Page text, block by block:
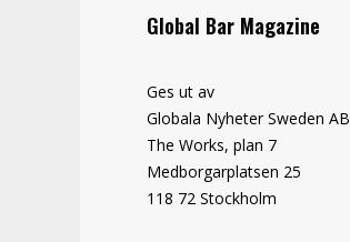
Global Bar Magazine
Ges ut av
Globala Nyheter Sweden AB
The Works, plan 7
Medborgarplatsen 25
118 72 Stockholm